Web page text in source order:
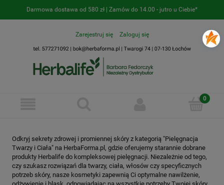
Darmowa dostawa od 580 zł | Zamów do 14.00 - jutro u Ciebie*
Zarejestruj się Zaloguj się
Odkryj sekrety zdrowej i promiennej skóry z kategorią "Pielęgnacja
Twarzy i Ciała" na HerbaForma.pl, gdzie oferujemy starannie dobrane
produkty Herbalife do kompleksowej pielęgnacji. Niezależnie od tego,
czy szukasz rozwiązań dla twarzy, ciała, włosów czy specyficznych
potrzeb skóry, nasze kosmetyki zapewnią Ci optymalne nawilżenie,